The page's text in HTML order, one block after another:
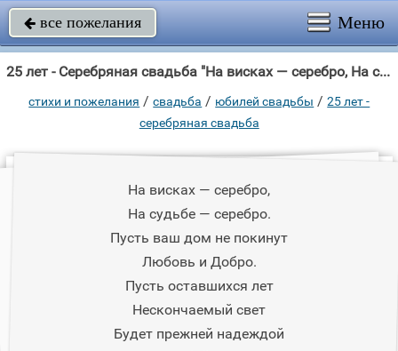
 все пожелания Меню
25 лет - Серебряная свадьба "На висках — серебро, На судьбе — серебро."
стихи и пожелания /свадьба / юбилей свадьбы /25 лет -
серебряная свадьба
На висках — серебро,
На судьбе — серебро.
Пусть ваш дом не покинут
Любовь и Добро.
Пусть оставшихся лет
Нескончаемый свет
Будет прежней надеждой